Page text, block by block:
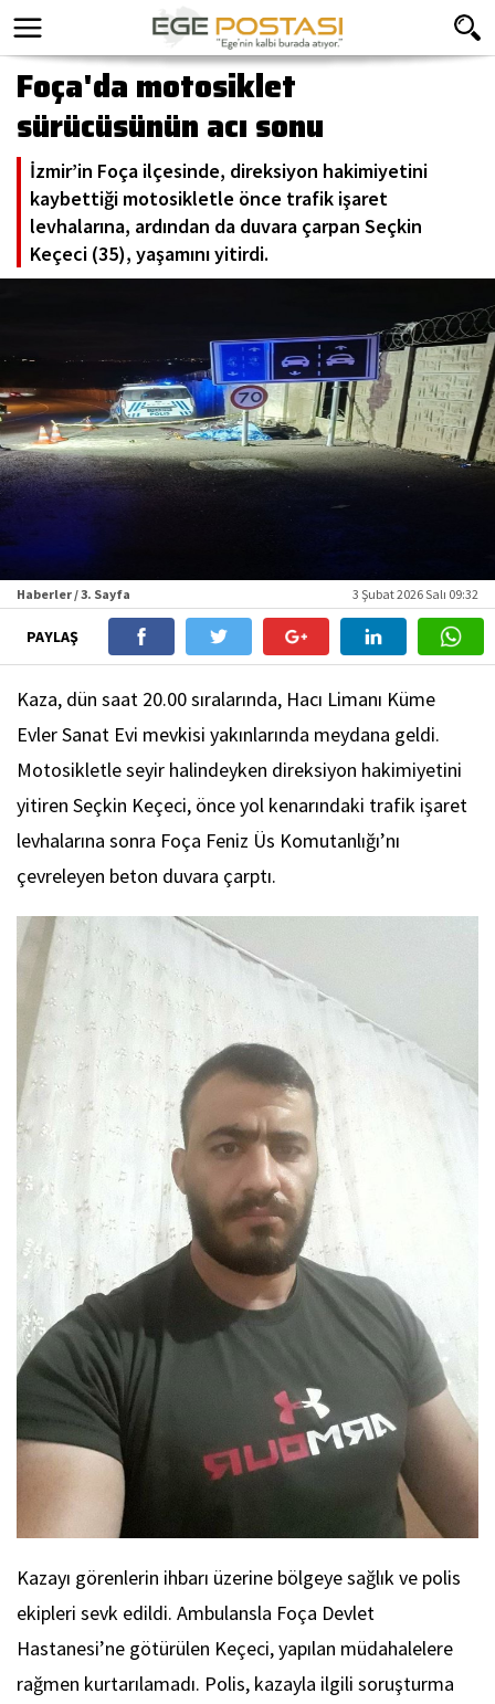
Foça'da motosiklet
sürücüsünün acı sonu
İzmir’in Foça ilçesinde, direksiyon hakimiyetini
kaybettiği motosikletle önce trafik işaret
levhalarına, ardından da duvara çarpan Seçkin
Keçeci (35), yaşamını yitirdi.
Haberler / 3. Sayfa 3 Şubat 2026 Salı 09:32
PAYLAŞ
Kaza, dün saat 20.00 sıralarında, Hacı Limanı Küme
Evler Sanat Evi mevkisi yakınlarında meydana geldi.
Motosikletle seyir halindeyken direksiyon hakimiyetini
yitiren Seçkin Keçeci, önce yol kenarındaki trafik işaret
levhalarına sonra Foça Feniz Üs Komutanlığı’nı
çevreleyen beton duvara çarptı.
Kazayı görenlerin ihbarı üzerine bölgeye sağlık ve polis
ekipleri sevk edildi. Ambulansla Foça Devlet
Hastanesi’ne götürülen Keçeci, yapılan müdahalelere
rağmen kurtarılamadı. Polis, kazayla ilgili soruşturma